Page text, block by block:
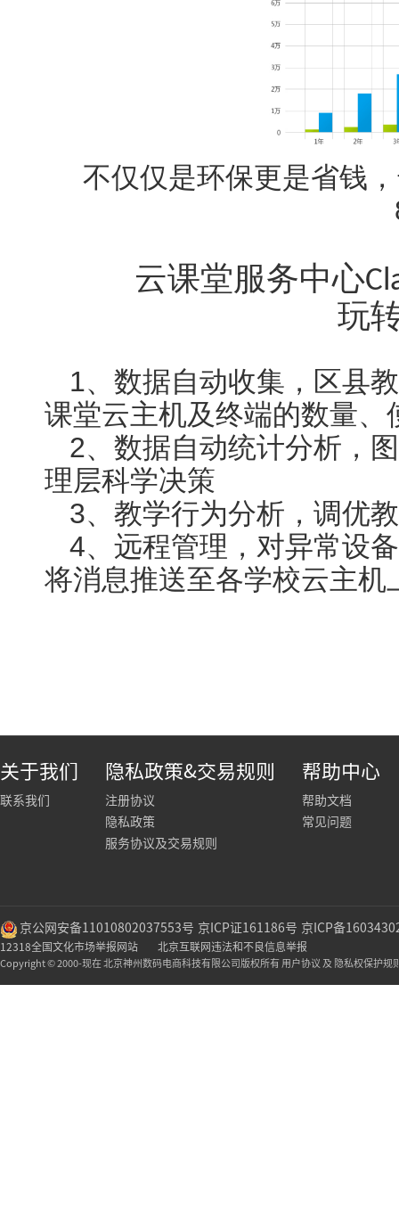
不仅仅是环保更是省钱
云课堂服务中心
玩
1、数据自动收集，区县
课堂云主机及终端的数量
2、数据自动统计分析，
理层科学决策
3、教学行为分析，调优
4、远程管理，对异常设
将消息推送至各学校云主
关于我们
联系我们
隐私政策&交易规则
注册协议
隐私政策
服务协议及交易规则
帮助中心
帮助文档
常见问题
京公网安备11010802037553号 京ICP证161186号 京ICP备
12318全国文化市场举报网站 北京互联网违法和不良信息举报
Copyright © 2000-现在 北京神州数码电商科技有限公司版权所有 用户协议 及 隐私权保护规